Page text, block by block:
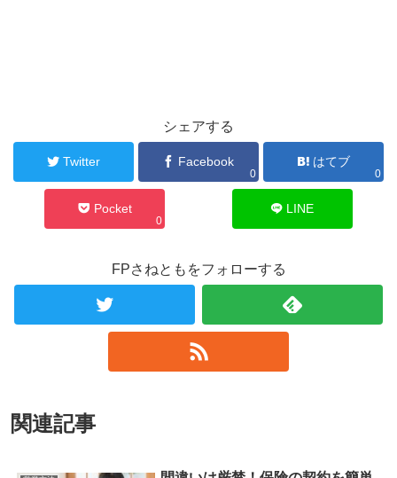
シェアする
Twitter Facebook
0
はてブ
0
Pocket
0
LINE
FPさねともをフォローする
関連記事